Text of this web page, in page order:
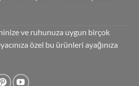
ve ruhunuza uygun birçok
özel bu ürünleri ayağınıza